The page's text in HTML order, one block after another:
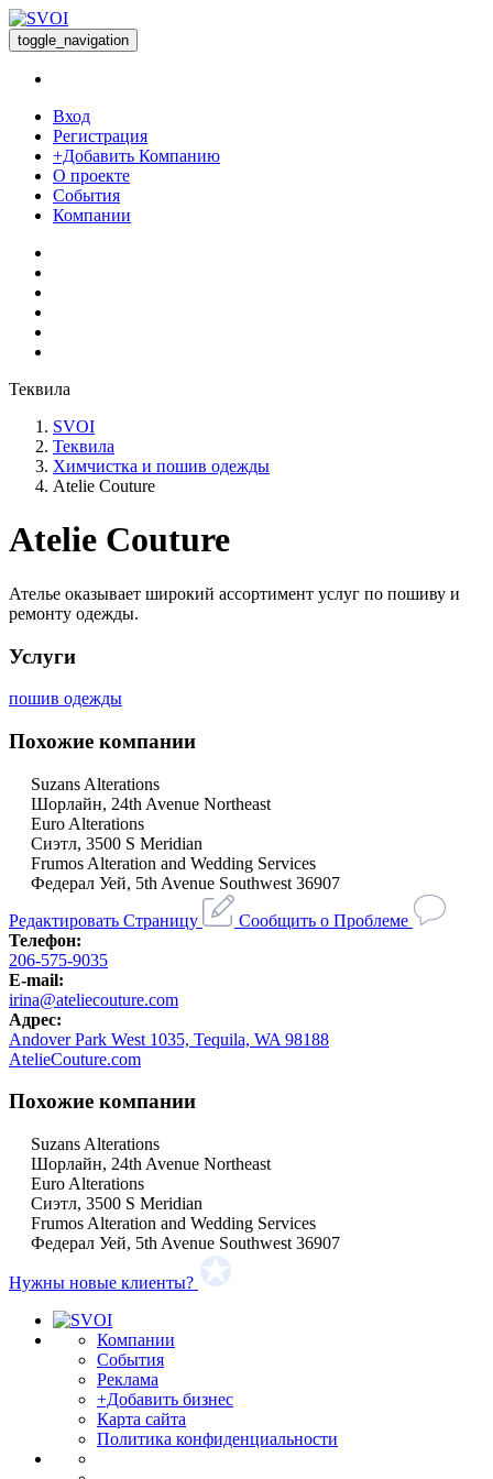
toggle_navigation
Вход
Регистрация
+Добавить Компанию
О проекте
События
Компании
Теквила
SVOI
Теквила
Химчистка и пошив одежды
Atelie Couture
Atelie Couture
Ателье оказывает широкий ассортимент услуг по пошиву и
ремонту одежды.
Услуги
пошив одежды
Похожие компании
Suzans Alterations
Шорлайн, 24th Avenue Northeast
Euro Alterations
Сиэтл, 3500 S Meridian
Frumos Alteration and Wedding Services
Федерал Уей, 5th Avenue Southwest 36907
Редактировать Страницу
Сообщить о Проблеме
Телефон:
206-575-9035
E-mail:
irina@ateliecouture.com
Адрес:
Andover Park West 1035, Tequila, WA 98188
AtelieCouture.com
Похожие компании
Suzans Alterations
Шорлайн, 24th Avenue Northeast
Euro Alterations
Сиэтл, 3500 S Meridian
Frumos Alteration and Wedding Services
Федерал Уей, 5th Avenue Southwest 36907
Нужны новые клиенты?
Компании
События
Реклама
+Добавить бизнес
Карта сайта
Политика конфиденциальности